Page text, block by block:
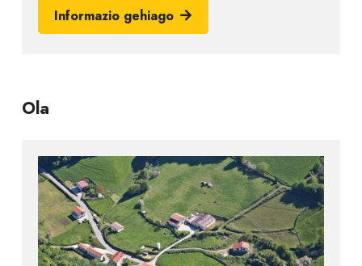
Informazio gehiago
Ola